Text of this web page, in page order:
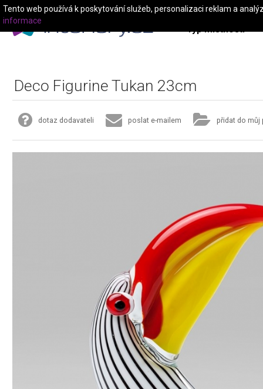
Typ místnosti
Deco Figurine Tukan 23cm
dotaz dodavateli poslat e-mailem přidat do můj
Tento web používá k poskytování služeb, personalizaci reklam a
informace